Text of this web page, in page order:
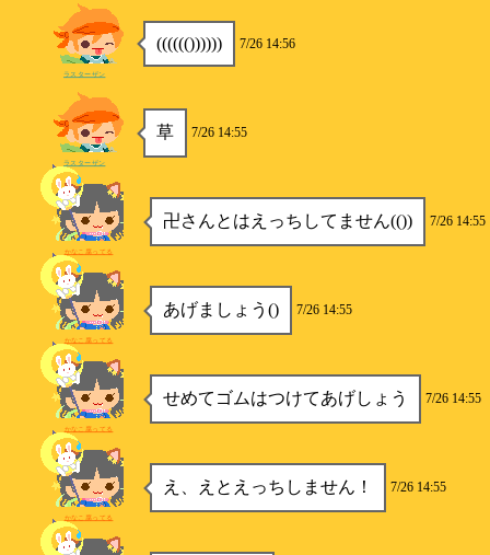
(((((()))))) 7/26 14:56
ラスターザン
草 7/26 14:55
ラスターザン
卍さんとはえっちしてません(()) 7/26 14:55
かなこ腐ってる
あげましょう() 7/26 14:55
かなこ腐ってる
せめてゴムはつけてあげしょう 7/26 14:55
かなこ腐ってる
え、えとえっちしません！ 7/26 14:55
かなこ腐ってる